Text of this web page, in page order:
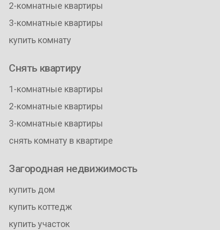
2-комнатные квартиры
3-комнатные квартиры
купить комнату
Снять квартиру
1-комнатные квартиры
2-комнатные квартиры
3-комнатные квартиры
снять комнату в квартире
Загородная недвижимость
купить дом
купить коттедж
купить участок